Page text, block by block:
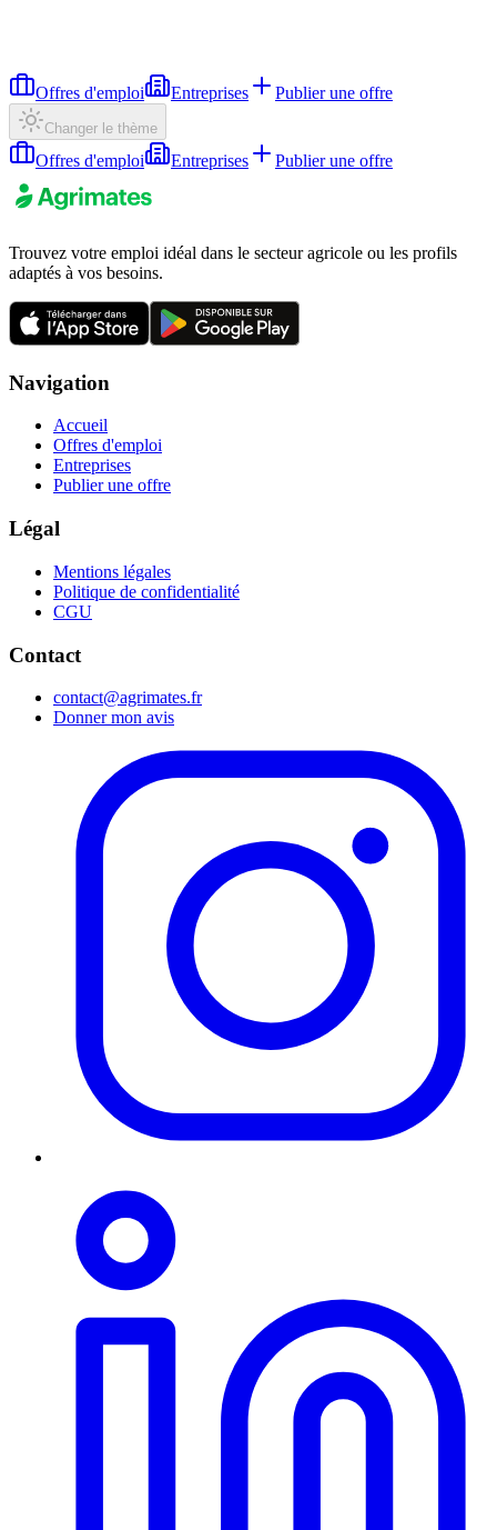
Offres d'emploi Entreprises Publier une offre
Changer le thème
Offres d'emploi Entreprises Publier une offre
Trouvez votre emploi idéal dans le secteur agricole ou les profils
adaptés à vos besoins.
Navigation
Accueil
Offres d'emploi
Entreprises
Publier une offre
Légal
Mentions légales
Politique de confidentialité
CGU
Contact
contact@agrimates.fr
Donner mon avis